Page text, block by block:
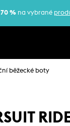
% na vybrané
běžecké boty